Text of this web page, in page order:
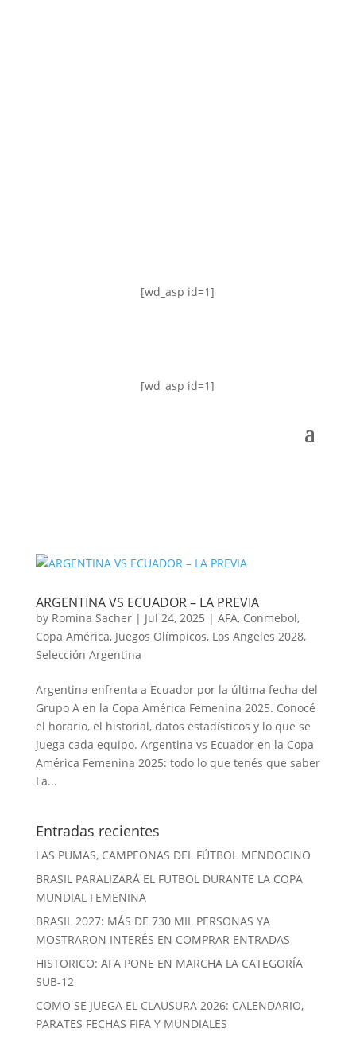
[wd_asp id=1]
[wd_asp id=1]
ARGENTINA VS ECUADOR – LA PREVIA
by Romina Sacher| Jul 24, 2025 | AFA, Conmebol,
Copa América, Juegos Olímpicos, Los Angeles 2028,
Selección Argentina
Argentina enfrenta a Ecuador por la última fecha del
Grupo A en la Copa América Femenina 2025. Conocé
el horario, el historial, datos estadísticos y lo que se
juega cada equipo. Argentina vs Ecuador en la Copa
América Femenina 2025: todo lo que tenés que saber
La...
Entradas recientes
LAS PUMAS, CAMPEONAS DEL FÚTBOL MENDOCINO
BRASIL PARALIZARÁ EL FUTBOL DURANTE LA COPA
MUNDIAL FEMENINA
BRASIL 2027: MÁS DE 730 MIL PERSONAS YA
MOSTRARON INTERÉS EN COMPRAR ENTRADAS
HISTORICO: AFA PONE EN MARCHA LA CATEGORÍA
SUB-12
COMO SE JUEGA EL CLAUSURA 2026: CALENDARIO,
PARATES FECHAS FIFA Y MUNDIALES